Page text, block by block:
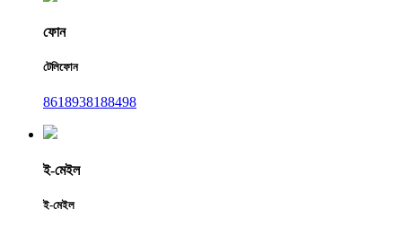
ফোন
টেলিফোন
8618938188498
ই-মেইল
ই-মেইল